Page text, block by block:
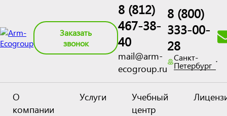
Заказать
звонок
8 (812)
467-38-
40
mail@arm-
ecogroup.ru
8 (800)
333-00-
28
Санкт-
Петербург
О
компании
Услуги
Учебный
центр